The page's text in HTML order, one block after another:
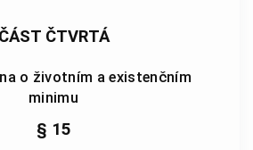
ČÁST ČTVRTÁ
o životním a existenčním
minimu
§ 15